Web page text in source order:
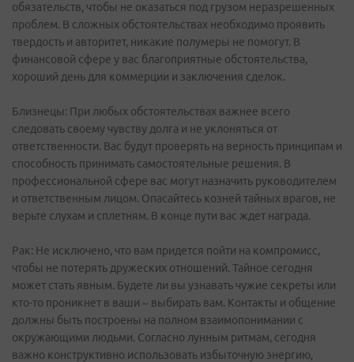
обязательств, чтобы не оказаться под грузом неразрешенных
проблем. В сложных обстоятельствах необходимо проявить
твердость и авторитет, никакие полумеры не помогут. В
финансовой сфере у вас благоприятные обстоятельства,
хороший день для коммерции и заключения сделок.
Близнецы: При любых обстоятельствах важнее всего
следовать своему чувству долга и не уклоняться от
ответственности. Вас будут проверять на верность принципам и
способность принимать самостоятельные решения. В
профессиональной сфере вас могут назначить руководителем
и ответственным лицом. Опасайтесь козней тайных врагов, не
верьте слухам и сплетням. В конце пути вас ждет награда.
Рак: Не исключено, что вам придется пойти на компромисс,
чтобы не потерять дружеских отношений. Тайное сегодня
может стать явным. Будете ли вы узнавать чужие секреты или
кто-то проникнет в ваши – выбирать вам. Контакты и общение
должны быть построены на полном взаимопонимании с
окружающими людьми. Согласно лунным ритмам, сегодня
важно конструктивно использовать избыточную энергию,